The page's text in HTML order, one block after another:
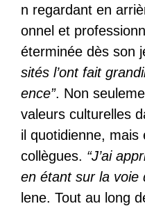
n regardant en
onnel et
éterminée dès son
sités l’ont fait
ence”. Non
valeurs culturelles
il quotidienne,
collègues. “J’ai
en étant sur la voie
lene. Tout au long